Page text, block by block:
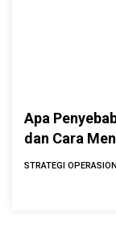
Apa
dan Cara
STRATEGI